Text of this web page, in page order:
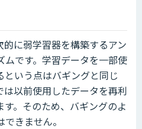
に弱学習器を構築するアン
です。学習データを一部使
いう点はバギングと同じ
以前使用したデータを再利
。そのため、バギングのよ
きません。